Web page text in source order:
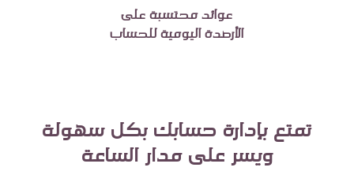
عوائد محتسبة على
الأرصدة اليومية للحساب
تمتع بإدارة حسابك بكل سهولة
ويسر على مدار الساعة